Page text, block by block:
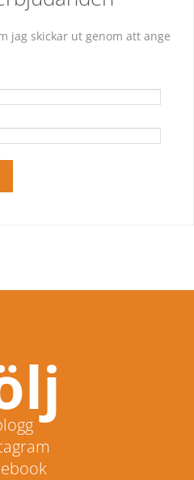
jag skickar ut genom att ange